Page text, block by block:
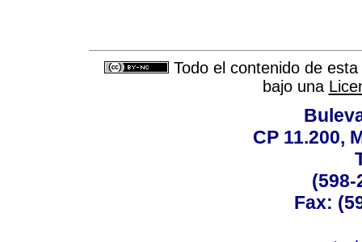
Todo el contenido de
bajo una
CP 11.200,
(598-
Fax: